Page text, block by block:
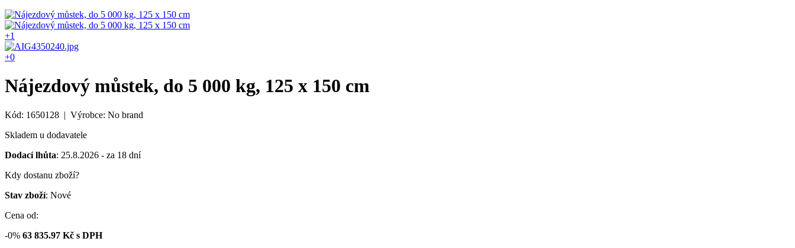
+1
+0
Nájezdový můstek, do 5 000 kg, 125 x 150 cm
Kód: 1650128 | Výrobce: No brand
Skladem u dodavatele
Dodací lhůta: 25.8.2026 - za 18 dní
Kdy dostanu zboží?
Stav zboží: Nové
Cena od:
-0% 63 835.97 Kč s DPH